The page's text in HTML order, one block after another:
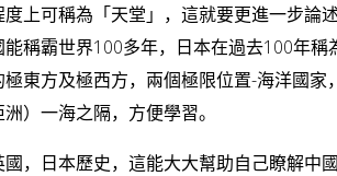
上可稱為「天堂」，這就要更進一步論
稱霸世界100多年，日本在過去100年
東方及極西方，兩個極限位置-海洋國
）一海之隔，方便學習。
，日本歷史，這能大大幫助自己瞭解中